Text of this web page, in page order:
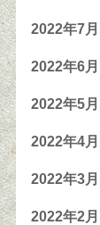
2022年7月
2022年6月
2022年5月
2022年4月
2022年3月
2022年2月